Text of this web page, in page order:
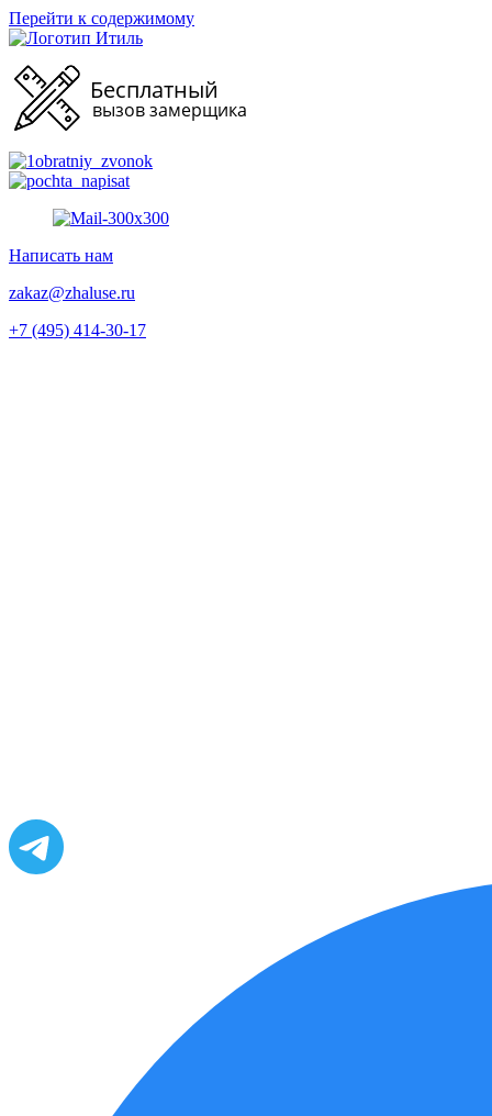
Перейти к содержимому
Написать нам
zakaz@zhaluse.ru
+7 (495) 414-30-17‬